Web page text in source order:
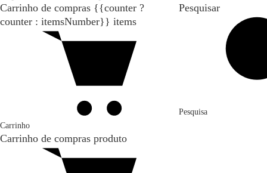
Carrinho de compras {{counter ?
counter : itemsNumber}} items
Carrinho
Carrinho de compras produto
Pesquisar
Pesquisa